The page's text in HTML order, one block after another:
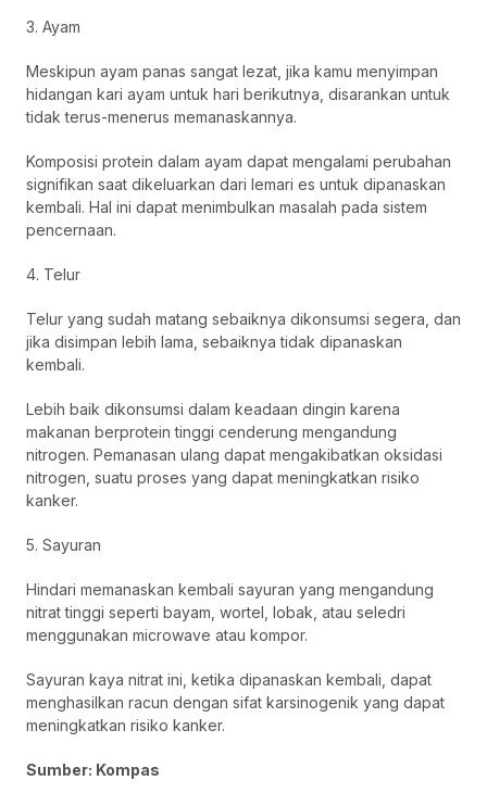
3. Ayam
Meskipun ayam panas sangat lezat, jika kamu menyimpan
hidangan kari ayam untuk hari berikutnya, disarankan untuk
tidak terus-menerus memanaskannya.
Komposisi protein dalam ayam dapat mengalami perubahan
signifikan saat dikeluarkan dari lemari es untuk dipanaskan
kembali. Hal ini dapat menimbulkan masalah pada sistem
pencernaan.
4. Telur
Telur yang sudah matang sebaiknya dikonsumsi segera, dan
jika disimpan lebih lama, sebaiknya tidak dipanaskan
kembali.
Lebih baik dikonsumsi dalam keadaan dingin karena
makanan berprotein tinggi cenderung mengandung
nitrogen. Pemanasan ulang dapat mengakibatkan oksidasi
nitrogen, suatu proses yang dapat meningkatkan risiko
kanker.
5. Sayuran
Hindari memanaskan kembali sayuran yang mengandung
nitrat tinggi seperti bayam, wortel, lobak, atau seledri
menggunakan microwave atau kompor.
Sayuran kaya nitrat ini, ketika dipanaskan kembali, dapat
menghasilkan racun dengan sifat karsinogenik yang dapat
meningkatkan risiko kanker.
Sumber: Kompas